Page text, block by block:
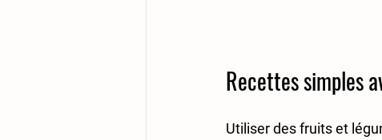
Recettes simples
Utiliser des fruits et